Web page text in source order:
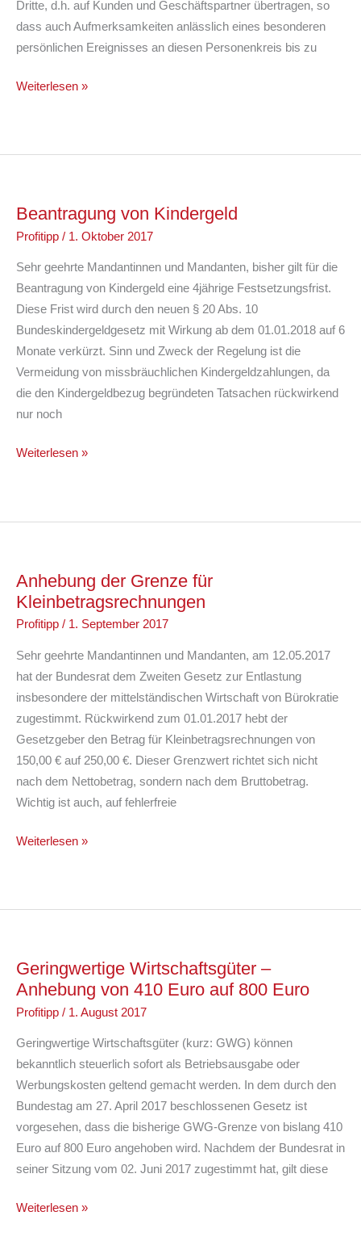
Dritte, d.h. auf Kunden und Geschäftspartner übertragen, so
dass auch Aufmerksamkeiten anlässlich eines besonderen
persönlichen Ereignisses an diesen Personenkreis bis zu
Aufmerksamkeiten
Weiterlesen »
Beantragung von Kindergeld
Profitipp / 1. Oktober 2017
Sehr geehrte Mandantinnen und Mandanten, bisher gilt für die
Beantragung von Kindergeld eine 4jährige Festsetzungsfrist.
Diese Frist wird durch den neuen § 20 Abs. 10
Bundeskindergeldgesetz mit Wirkung ab dem 01.01.2018 auf 6
Monate verkürzt. Sinn und Zweck der Regelung ist die
Vermeidung von missbräuchlichen Kindergeldzahlungen, da
die den Kindergeldbezug begründeten Tatsachen rückwirkend
nur noch
Beantragung
Weiterlesen »
Anhebung der Grenze für
Kleinbetragsrechnungen
Profitipp / 1. September 2017
Sehr geehrte Mandantinnen und Mandanten, am 12.05.2017
hat der Bundesrat dem Zweiten Gesetz zur Entlastung
insbesondere der mittelständischen Wirtschaft von Bürokratie
zugestimmt. Rückwirkend zum 01.01.2017 hebt der
Gesetzgeber den Betrag für Kleinbetragsrechnungen von
150,00 € auf 250,00 €. Dieser Grenzwert richtet sich nicht
nach dem Nettobetrag, sondern nach dem Bruttobetrag.
Wichtig ist auch, auf fehlerfreie
Anhebung
Weiterlesen »
Geringwertige Wirtschaftsgüter –
Anhebung von 410 Euro auf 800 Euro
Profitipp / 1. August 2017
Geringwertige Wirtschaftsgüter (kurz: GWG) können
bekanntlich steuerlich sofort als Betriebsausgabe oder
Werbungskosten geltend gemacht werden. In dem durch den
Bundestag am 27. April 2017 beschlossenen Gesetz ist
vorgesehen, dass die bisherige GWG-Grenze von bislang 410
Euro auf 800 Euro angehoben wird. Nachdem der Bundesrat in
seiner Sitzung vom 02. Juni 2017 zugestimmt hat, gilt diese
Geringwertige
Weiterlesen »